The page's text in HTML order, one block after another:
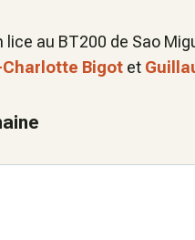
au BT200 de Sao
Bigot et